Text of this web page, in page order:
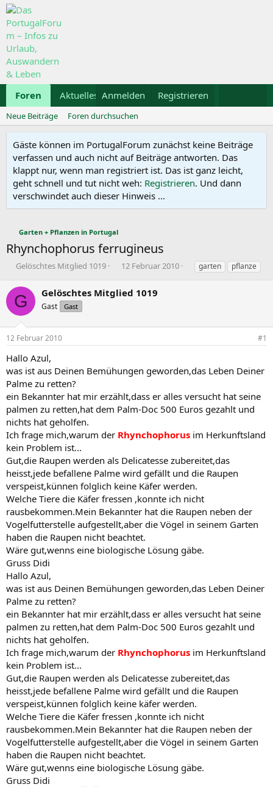
Foren Aktuelles Galerie Kalender
Anmelden Registrieren
Neue Beiträge Foren durchsuchen
Gäste können im PortugalForum zunächst keine Beiträge
verfassen und auch nicht auf Beiträge antworten. Das
klappt nur, wenn man registriert ist. Das ist ganz leicht,
geht schnell und tut nicht weh: Registrieren. Und dann
verschwindet auch dieser Hinweis ...
Garten + Pflanzen in Portugal
Rhynchophorus ferrugineus
E
s
t
e
l
e
Gelöschtes Mitglied 1019
E
s
t
l
12 Februar 2010
S
w
e
garten pflanze
G Gelöschtes Mitglied 1019
Gast Gast
12 Februar 2010 #1
Hallo Azul,
was ist aus Deinen Bemühungen geworden,das Leben Deiner
Palme zu retten?
ein Bekannter hat mir erzählt,dass er alles versucht hat seine
palmen zu retten,hat dem Palm-Doc 500 Euros gezahlt und
nichts hat geholfen.
Ich frage mich,warum der Rhynchophorus im Herkunftsland
kein Problem ist...
Gut,die Raupen werden als Delicatesse zubereitet,das
heisst,jede befallene Palme wird gefällt und die Raupen
verspeist,künnen folglich keine Käfer werden.
Welche Tiere die Käfer fressen ,konnte ich nicht
rausbekommen.Mein Bekannter hat die Raupen neben der
Vogelfutterstelle aufgestellt,aber die Vögel in seinem Garten
haben die Raupen nicht beachtet.
Wäre gut,wenns eine biologische Lösung gäbe.
Gruss Didi
Hallo Azul,
was ist aus Deinen Bemühungen geworden,das Leben Deiner
Palme zu retten?
ein Bekannter hat mir erzählt,dass er alles versucht hat seine
palmen zu retten,hat dem Palm-Doc 500 Euros gezahlt und
nichts hat geholfen.
Ich frage mich,warum der Rhynchophorus im Herkunftsland
kein Problem ist...
Gut,die Raupen werden als Delicatesse zubereitet,das
heisst,jede befallene Palme wird gefällt und die Raupen
verspeist,künnen folglich keine käfer werden.
Welche Tiere die Käfer fressen ,konnte ich nicht
rausbekommen.Mein Bekannter hat die Raupen neben der
Vogelfutterstelle aufgestellt,aber die Vögel in seinem Garten
haben die Raupen nicht beachtet.
Wäre gut,wenns eine biologische Lösung gäbe.
Gruss Didi